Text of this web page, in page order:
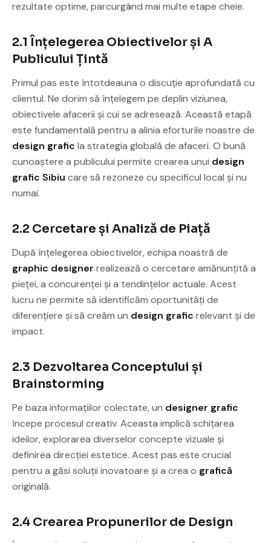
rezultate optime, parcurgând mai multe etape cheie.
2.1 Înțelegerea Obiectivelor și A
Publicului Țintă
Primul pas este întotdeauna o discuție aprofundată cu
clientul. Ne dorim să înțelegem pe deplin viziunea,
obiectivele afacerii și cui se adresează. Această etapă
este fundamentală pentru a alinia eforturile noastre de
design grafic la strategia globală de afaceri. O bună
cunoaștere a publicului permite crearea unui design
grafic Sibiu care să rezoneze cu specificul local și nu
numai.
2.2 Cercetare și Analiză de Piață
După înțelegerea obiectivelor, echipa noastră de
graphic designer realizează o cercetare amănunțită a
pieței, a concurenței și a tendințelor actuale. Acest
lucru ne permite să identificăm oportunități de
diferențiere și să creăm un design grafic relevant și de
impact.
2.3 Dezvoltarea Conceptului și
Brainstorming
Pe baza informațiilor colectate, un designer grafic
începe procesul creativ. Aceasta implică schițarea
ideilor, explorarea diverselor concepte vizuale și
definirea direcției estetice. Acest pas este crucial
pentru a găsi soluții inovatoare și a crea o grafică
originală.
2.4 Crearea Propunerilor de Design